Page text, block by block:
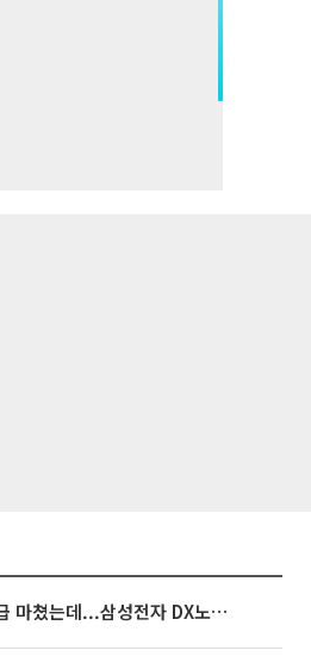
3445억 자사주 지급 마쳤는데...삼성전자 DX노조, 뒤늦은 '떼쓰기 집회'